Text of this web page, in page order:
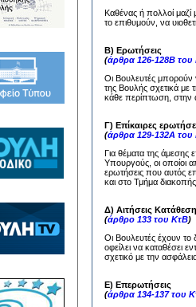
Καθένας ή πολλοί
το επιθυμούν, να
Β) Ερωτήσεις
(άρθρα 126-128Β του
Οι Βουλευτές
της Βουλής σχετικά
κάθε περίπτωση, στην
Γ) Επίκαιρες
(άρθρα 129-132Α του
Για θέματα της
Υπουργούς, οι οποίοι
ερωτήσεις που αυτός
και στο Τμήμα
Δ) Αιτήσεις
(άρθρο 133 του ΚτΒ)
Οι Βουλευτές έχουν
οφείλει να καταθέσει
σχετικό με την
Ε) Επερωτήσεις
(άρθρα 134-137 του